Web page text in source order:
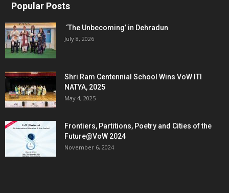
Popular Posts
‘The Unbecoming’ in Dehradun
July 8, 2026
Shri Ram Centennial School Wins VoW ITI
NATYA, 2025
May 4, 2025
Frontiers, Partitions, Poetry and Cities of the
Future@VoW 2024
November 6, 2024